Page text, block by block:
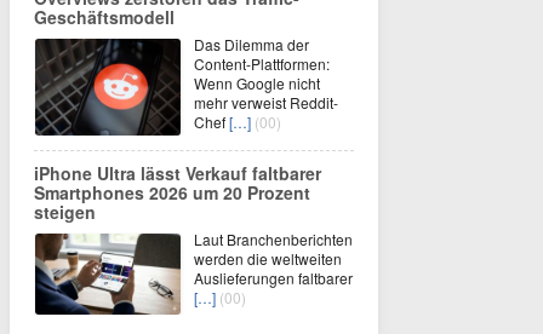
Geschäftsmodell
Das Dilemma der
Content-Plattformen:
Wenn Google nicht
mehr verweist Reddit-
Chef[…] (00)
iPhone Ultra lässt Verkauf faltbarer
Smartphones 2026 um 20 Prozent
steigen
Laut Branchenberichten
werden die weltweiten
Auslieferungen faltbarer
[…] (00)